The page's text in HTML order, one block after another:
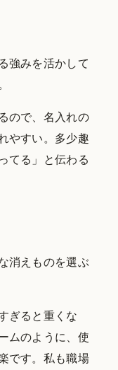
強みを活かして
ので、名入れの
やすい。多少趣
てる」と伝わる
消えものを選ぶ
ぎると重くな
ムのように、使
です。私も職場